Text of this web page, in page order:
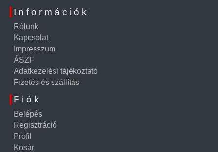
Információk
Rólunk
Kapcsolat
Impresszum
ÁSZF
Adatkezelési tájékoztató
Fizetés és szállítás
Fiók
Belépés
Regisztráció
Profil
Kosár